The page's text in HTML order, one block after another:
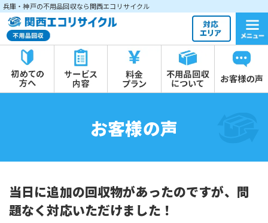
兵庫・神戸の不用品回収なら関西エコリサイクル
お客様の声
当日に追加の回収物があったのですが、問
題なく対応いただけました！